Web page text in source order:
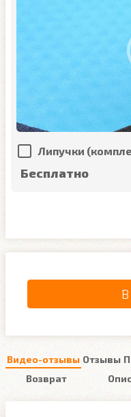
Липучки
Бесплатно
Видео-отзывы Отзывы
Возврат